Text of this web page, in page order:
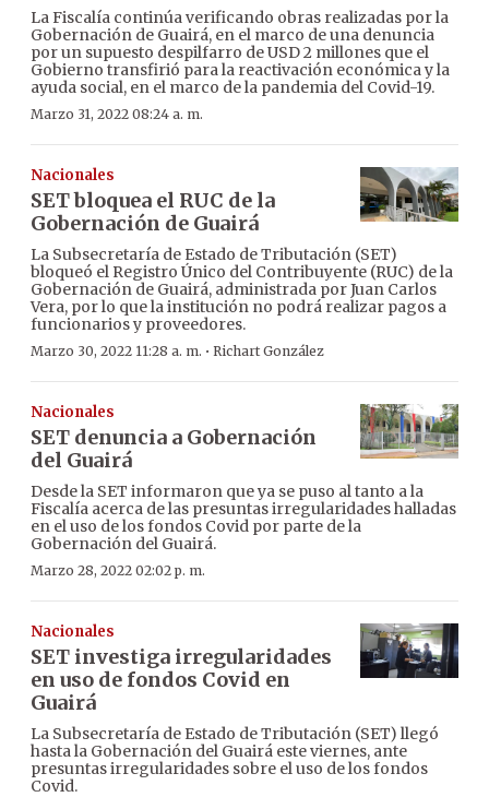
La Fiscalía continúa verificando obras realizadas por la
Gobernación de Guairá, en el marco de una denuncia
por un supuesto despilfarro de USD 2 millones que el
Gobierno transfirió para la reactivación económica y la
ayuda social, en el marco de la pandemia del Covid-19.
Marzo 31, 2022 08:24 a. m.
Nacionales
SET bloquea el RUC de la
Gobernación de Guairá
La Subsecretaría de Estado de Tributación (SET)
bloqueó el Registro Único del Contribuyente (RUC) de la
Gobernación de Guairá, administrada por Juan Carlos
Vera, por lo que la institución no podrá realizar pagos a
funcionarios y proveedores.
Marzo 30, 2022 11:28 a. m. · Richart González
Nacionales
SET denuncia a Gobernación
del Guairá
Desde la SET informaron que ya se puso al tanto a la
Fiscalía acerca de las presuntas irregularidades halladas
en el uso de los fondos Covid por parte de la
Gobernación del Guairá.
Marzo 28, 2022 02:02 p. m.
Nacionales
SET investiga irregularidades
en uso de fondos Covid en
Guairá
La Subsecretaría de Estado de Tributación (SET) llegó
hasta la Gobernación del Guairá este viernes, ante
presuntas irregularidades sobre el uso de los fondos
Covid.